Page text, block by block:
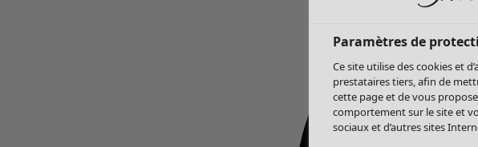
Paramètres de
Ce site utilise des cookies et
prestataires tiers, afin de
cette page et de vous
comportement sur le site et
sociaux et d’autres sites